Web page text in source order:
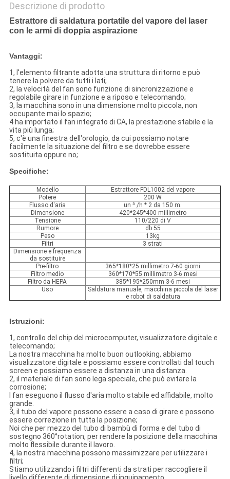
Descrizione di prodotto
Estrattore di saldatura portatile del vapore del laser
con le armi di doppia aspirazione
Vantaggi:
1, l'elemento filtrante adotta una struttura di ritorno e può
tenere la polvere da tutti i lati;
2, la velocità del fan sono funzione di sincronizzazione e
regolabile girare in funzione e a riposo e telecomando;
3, la macchina sono in una dimensione molto piccola, non
occupante mai lo spazio;
4 ha importato il fan integrato di CA, la prestazione stabile e la
vita più lunga;
5, c'è una finestra dell'orologio, da cui possiamo notare
facilmente la situazione del filtro e se dovrebbe essere
sostituita oppure no;
Specifiche:
Modello
Estrattore FDL1002 del vapore
Potere
200 W
Flusso d'aria
un ³ /h * 2 da 150 m.
Dimensione
420*245*400 millimetro
Tensione
110/220 di V
Rumore
db 55
Peso
13kg
Filtri
3 strati
Dimensione e frequenza
da sostituire
Pre-filtro
365*180*25 millimetro 7-60 giorni
Filtro medio
360*170*55 millimetro 3-6 mesi
Filtro da HEPA
385*195*250mm 3-6 mesi
Uso
Saldatura manuale, macchina piccola del laser
e robot di saldatura
Istruzioni:
1, controllo del chip del microcomputer, visualizzatore digitale e
telecomando;
La nostra macchina ha molto buon outlooking, abbiamo
visualizzatore digitale e possiamo essere controllati dal touch
screen e possiamo essere a distanza in una distanza.
2, il materiale di fan sono lega speciale, che può evitare la
corrosione;
I fan eseguono il flusso d'aria molto stabile ed affidabile, molto
grande.
3, il tubo del vapore possono essere a caso di girare e possono
essere correzione in tutta la posizione;
Noi che per mezzo del tubo di bambù di forma e del tubo di
sostegno 360°rotation, per rendere la posizione della macchina
molto flessibile durante il lavoro.
4, la nostra macchina possono massimizzare per utilizzare i
filtri;
Stiamo utilizzando i filtri differenti da strati per raccogliere il